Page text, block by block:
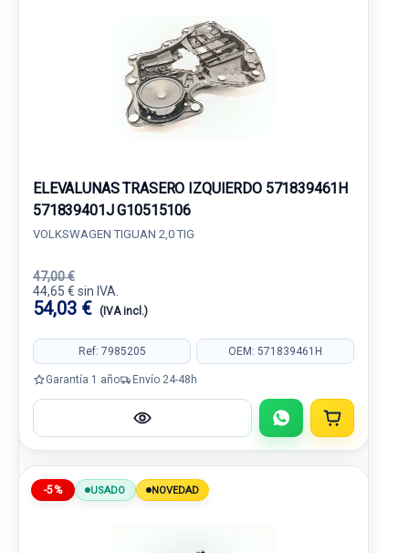
ELEVALUNAS TRASERO IZQUIERDO 571839461H
571839401J G10515106
VOLKSWAGEN TIGUAN 2,0 TIG
47,00 €
44,65 € sin IVA.
54,03 € (IVA incl.)
Ref: 7985205 OEM: 571839461H
Garantía 1 año Envío 24-48h
-5% USADO NOVEDAD